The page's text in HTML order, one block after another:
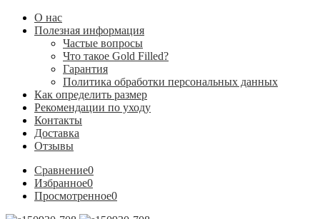
О нас
Полезная информация
Частые вопросы
Что такое Gold Filled?
Гарантия
Политика обработки персональных данных
Как определить размер
Рекомендации по уходу
Контакты
Доставка
Отзывы
Сравнение0
Избранное0
Просмотренное0